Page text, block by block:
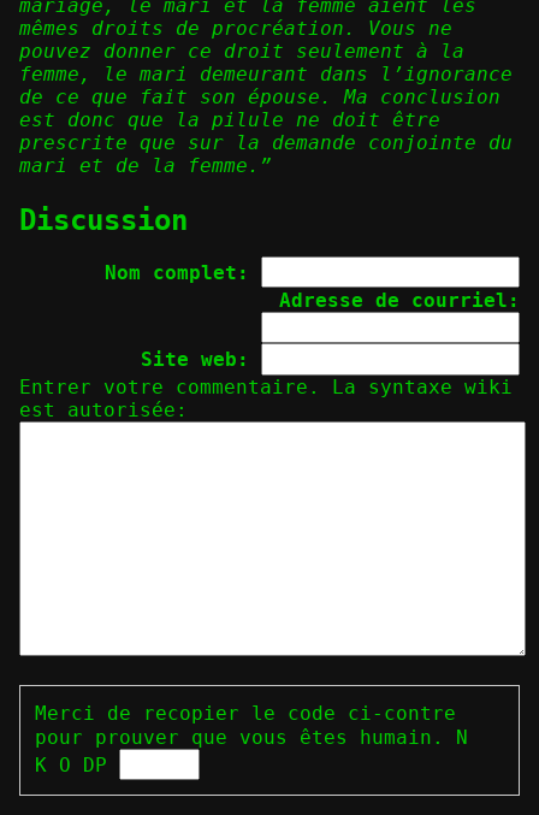
mariage, le mari et la femme aient les
mêmes droits de procréation. Vous ne
pouvez donner ce droit seulement à la
femme, le mari demeurant dans l’ignorance
de ce que fait son épouse. Ma conclusion
est donc que la pilule ne doit être
prescrite que sur la demande conjointe du
mari et de la femme.”
Discussion
Nom complet:
Adresse de courriel:
Site web:
Entrer votre commentaire. La syntaxe wiki
est autorisée:
Merci de recopier le code ci-contre
pour prouver que vous êtes humain.
N
K O D​ P